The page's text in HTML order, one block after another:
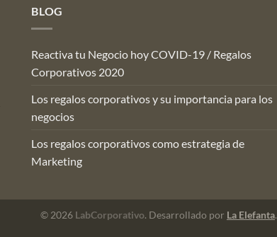
BLOG
Reactiva tu Negocio hoy COVID-19 / Regalos
Corporativos 2020
Los regalos corporativos y su importancia para los
negocios
Los regalos corporativos como estrategia de
Marketing
© 2026 LabCorporativo. Desarrollado por La Elefanta.